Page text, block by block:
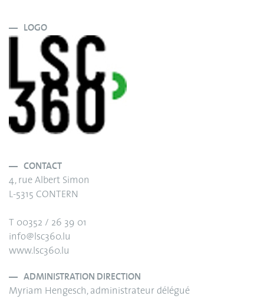
LOGO
CONTACT
4, rue Albert Simon
L-5315 CONTERN
T 00352 / 26 39 01
info@lsc360.lu
www.lsc360.lu
ADMINISTRATION DIRECTION
Myriam Hengesch, administrateur délégué